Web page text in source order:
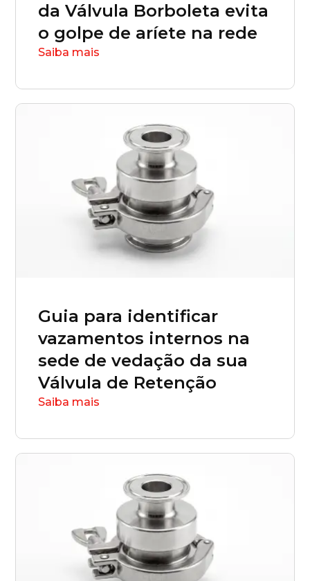
da Válvula Borboleta evita
o golpe de aríete na rede
Saiba mais
Guia para identificar
vazamentos internos na
sede de vedação da sua
Válvula de Retenção
Saiba mais